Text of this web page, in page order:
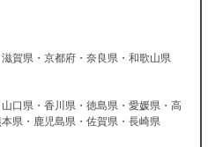
賀県・京都府・奈良県・和歌山県
口県・香川県・徳島県・愛媛県・高
県・鹿児島県・佐賀県・長崎県